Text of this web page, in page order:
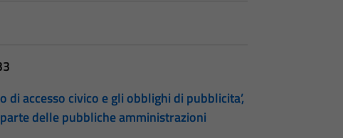
accesso civico e gli obblighi di pubblicita’,
delle pubbliche amministrazioni